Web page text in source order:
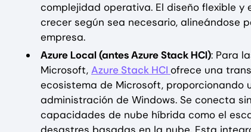
complejidad operativa. El diseño flexible
crecer según sea necesario, alineándose
empresa.
Azure Local (antes Azure Stack HCI): Para
Microsoft, Azure Stack HCI ofrece una
ecosistema de Microsoft, proporcionando
administración de Windows. Se conecta
capacidades de nube híbrida como el